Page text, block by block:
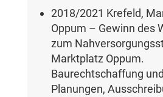
2018/2021 Krefeld,
Oppum – Gewinn des
zum
Marktplatz Oppum.
Baurechtschaffung
Planungen,